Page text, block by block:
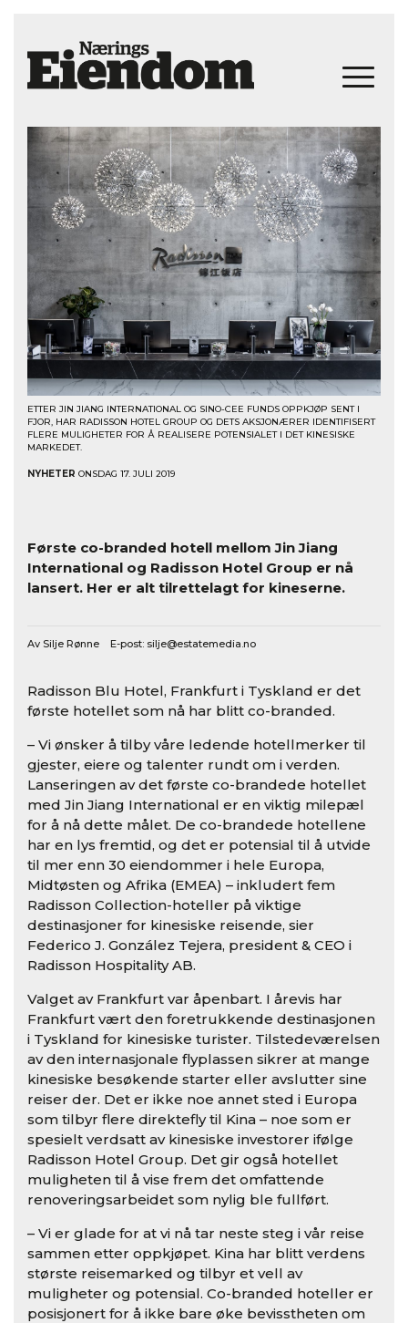
ETTER JIN JIANG INTERNATIONAL OG SINO-CEE FUNDS OPPKJØP SENT I
FJOR, HAR RADISSON HOTEL GROUP OG DETS AKSJONÆRER IDENTIFISERT
FLERE MULIGHETER FOR Å REALISERE POTENSIALET I DET KINESISKE
MARKEDET.
NYHETER ONSDAG 17. JULI 2019
Første co-branded hotell mellom Jin Jiang
International og Radisson Hotel Group er nå
lansert. Her er alt tilrettelagt for kineserne.
Av Silje Rønne E-post: silje@estatemedia.no
Radisson Blu Hotel, Frankfurt i Tyskland er det
første hotellet som nå har blitt co-branded.
– Vi ønsker å tilby våre ledende hotellmerker til
gjester, eiere og talenter rundt om i verden.
Lanseringen av det første co-brandede hotellet
med Jin Jiang International er en viktig milepæl
for å nå dette målet. De co-brandede hotellene
har en lys fremtid, og det er potensial til å utvide
til mer enn 30 eiendommer i hele Europa,
Midtøsten og Afrika (EMEA) – inkludert fem
Radisson Collection-hoteller på viktige
destinasjoner for kinesiske reisende, sier
Federico J. González Tejera, president & CEO i
Radisson Hospitality AB.
Valget av Frankfurt var åpenbart. I årevis har
Frankfurt vært den foretrukkende destinasjonen
i Tyskland for kinesiske turister. Tilstedeværelsen
av den internasjonale flyplassen sikrer at mange
kinesiske besøkende starter eller avslutter sine
reiser der. Det er ikke noe annet sted i Europa
som tilbyr flere direktefly til Kina – noe som er
spesielt verdsatt av kinesiske investorer ifølge
Radisson Hotel Group. Det gir også hotellet
muligheten til å vise frem det omfattende
renoveringsarbeidet som nylig ble fullført.
– Vi er glade for at vi nå tar neste steg i vår reise
sammen etter oppkjøpet. Kina har blitt verdens
største reisemarked og tilbyr et vell av
muligheter og potensial. Co-branded hoteller er
posisjonert for å ikke bare øke bevisstheten om